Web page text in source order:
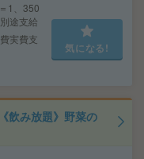
1、350
途支給
実費支
気になる!
飲み放題》野菜の